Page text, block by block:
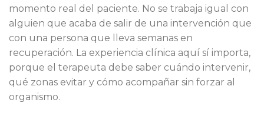
momento real del paciente. No se trabaja igual con
alguien que acaba de salir de una intervención que
con una persona que lleva semanas en
recuperación. La experiencia clínica aquí sí importa,
porque el terapeuta debe saber cuándo intervenir,
qué zonas evitar y cómo acompañar sin forzar al
organismo.